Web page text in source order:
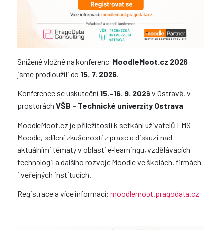
Snížené vložné na konferenci MoodleMoot.cz 2026
jsme prodloužili do 15. 7. 2026.
Konference se uskuteční 15.–16. 9. 2026v Ostravě, v
prostorách VŠB – Technické univerzity Ostrava.
MoodleMoot.cz je příležitostí k setkání uživatelů LMS
Moodle, sdílení zkušeností z praxe a diskuzi nad
aktuálními tématy v oblasti e-learningu, vzdělávacích
technologií a dalšího rozvoje Moodle ve školách, firmách
i veřejných institucích.
Registrace a více informací: moodlemoot.pragodata.cz